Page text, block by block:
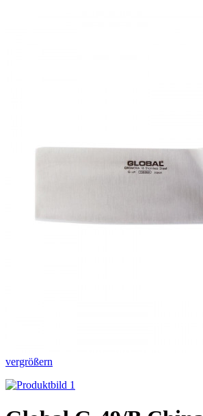
vergrößern